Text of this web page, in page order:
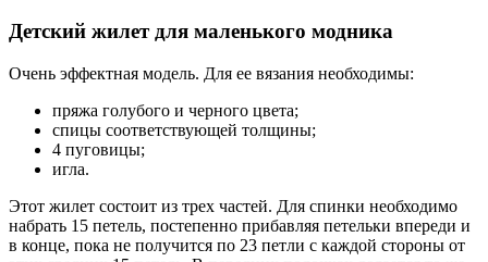
Детский жилет для маленького модника
Очень эффектная модель. Для ее вязания необходимы:
пряжа голубого и черного цвета;
спицы соответствующей толщины;
4 пуговицы;
игла.
Этот жилет состоит из трех частей. Для спинки необходимо
набрать 15 петель, постепенно прибавляя петельки впереди и
в конце, пока не получится по 23 петли с каждой стороны от